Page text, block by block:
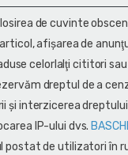
de cuvinte
afişarea de
celorlalţi cititori
dreptul de a
și interzicerea
IP-ului dvs.
postat de utilizatori în